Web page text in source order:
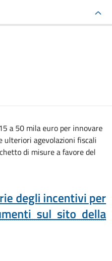
a 50 mila euro per innovare
ulteriori agevolazioni fiscali
di misure a favore del
degli incentivi per
sul sito della